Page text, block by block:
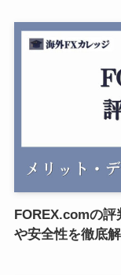
FOREX.comの評
や安全性を徹底